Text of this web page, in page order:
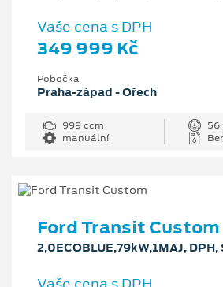
Vaše cena s DPH
349 999 Kč
Pobočka
Praha-západ - Ořech
999 ccm
56
manuální
Ford Transit Custom
2,0ECOBLUE,79kW,1MAJ,